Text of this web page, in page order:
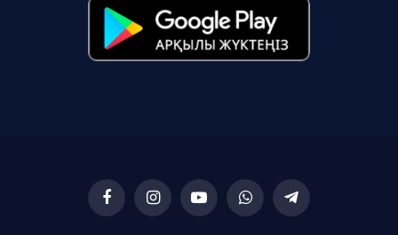
FacebookInstagramYouTubeWhatsAppTelegram